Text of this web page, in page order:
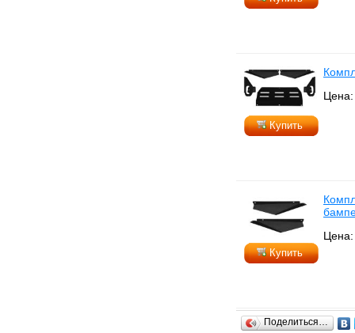
Купить
Цена:
Купить
Поделиться…